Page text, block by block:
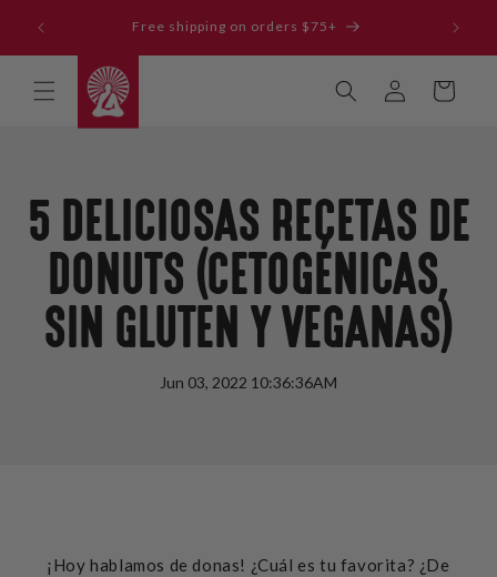
directamente
Free shipping on orders $75+ Get our
Iniciar
sesión
Carrito
5 DELICIOSAS RECETAS DE
DONUTS (CETOGÉNICAS,
SIN GLUTEN Y VEGANAS)
Jun 03, 2022 10:36:36AM
¡Hoy hablamos de donas! ¿Cuál es tu favorita? ¿De